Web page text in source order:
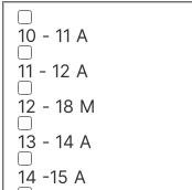
10 - 11 A
11 - 12 A
12 - 18 M
13 - 14 A
14 -15 A